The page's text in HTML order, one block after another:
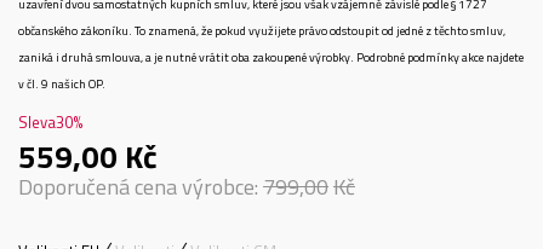
uzavření dvou samostatných kupních smluv, které jsou však vzájemně závislé podle § 1727
občanského zákoníku. To znamená, že pokud využijete právo odstoupit od jedné z těchto smluv,
zaniká i druhá smlouva, a je nutné vrátit oba zakoupené výrobky. Podrobné podmínky akce najdete
v čl. 9 našich OP.
Sleva30%
559,00 Kč
Doporučená cena výrobce:799,00Kč